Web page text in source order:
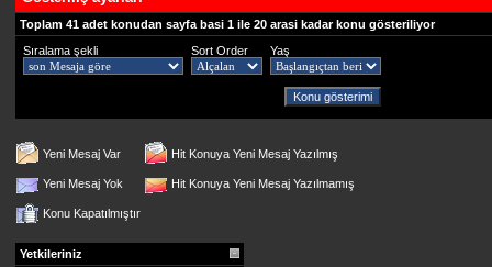
Toplam 41 adet konudan sayfa basi 1 ile 20 arasi kadar konu gösteriliyor
Sıralama şekli
Sort Order Yaş
Yeni Mesaj Var Hit Konuya Yeni Mesaj Yazılmış
Yeni Mesaj Yok Hit Konuya Yeni Mesaj Yazılmamış
Konu Kapatılmıştır
Yetkileriniz